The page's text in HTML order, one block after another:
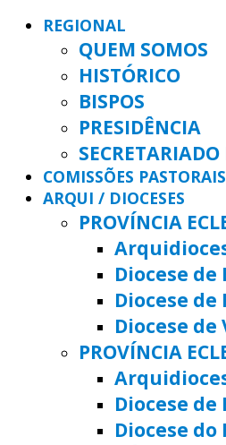
REGIONAL
QUEM SOMOS
HISTÓRICO
BISPOS
PRESIDÊNCIA
COMISSÕES PASTORAIS
ARQUI / DIOCESES
PROVÍNCIA
Diocese de
Diocese
Diocese de
PROVÍNCIA
Diocese de
Diocese do